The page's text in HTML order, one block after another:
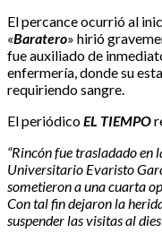
El percance ocurrió al
«Baratero» hirió
fue auxiliado de
enfermería, donde su
requiriendo sangre.
El periódicoEL TIEMPO
“Rincón fue trasladado en
Universitario Evaristo
sometieron a una cuarta
Con tal fin dejaron la
suspender las visitas al